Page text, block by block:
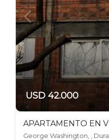
USD 42.000
APARTAMENTO EN
George Washington, ,